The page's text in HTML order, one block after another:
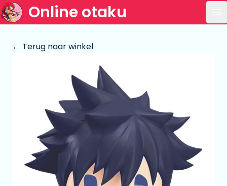
Online otaku
← Terug naar winkel